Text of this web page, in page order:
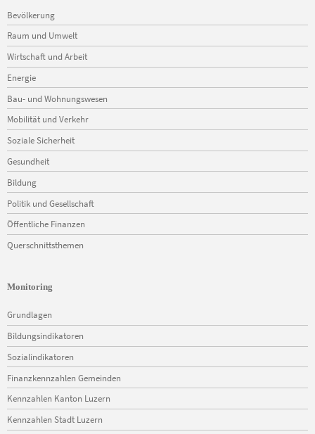
überspringen
Bevölkerung
Raum und Umwelt
Wirtschaft und Arbeit
Energie
Bau- und Wohnungswesen
Mobilität und Verkehr
Soziale Sicherheit
Gesundheit
Bildung
Politik und Gesellschaft
Öffentliche Finanzen
Querschnittsthemen
Monitoring
Navigation
überspringen
Grundlagen
Bildungsindikatoren
Sozialindikatoren
Finanzkennzahlen Gemeinden
Kennzahlen Kanton Luzern
Kennzahlen Stadt Luzern